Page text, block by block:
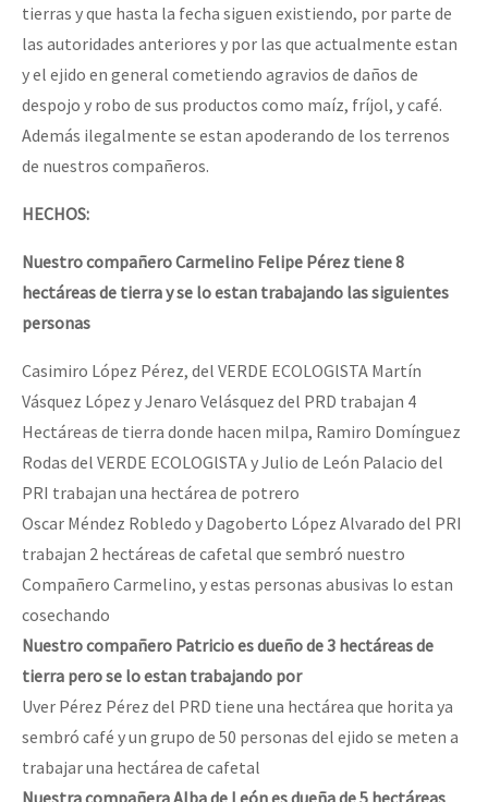
tierras y que hasta la fecha siguen existiendo, por parte de
las autoridades anteriores y por las que actualmente estan
y el ejido en general cometiendo agravios de daños de
despojo y robo de sus productos como maíz, fríjol, y café.
Además ilegalmente se estan apoderando de los terrenos
de nuestros compañeros.
HECHOS:
Nuestro compañero Carmelino Felipe Pérez tiene 8
hectáreas de tierra y se lo estan trabajando las siguientes
personas
Casimiro López Pérez, del VERDE ECOLOGlSTA Martín
Vásquez López y Jenaro Velásquez del PRD trabajan 4
Hectáreas de tierra donde hacen milpa, Ramiro Domínguez
Rodas del VERDE ECOLOGlSTA y Julio de León Palacio del
PRI trabajan una hectárea de potrero
Oscar Méndez Robledo y Dagoberto López Alvarado del PRI
trabajan 2 hectáreas de cafetal que sembró nuestro
Compañero Carmelino, y estas personas abusivas lo estan
cosechando
Nuestro compañero Patricio es dueño de 3 hectáreas de
tierra pero se lo estan trabajando por
Uver Pérez Pérez del PRD tiene una hectárea que horita ya
sembró café y un grupo de 50 personas del ejido se meten a
trabajar una hectárea de cafetal
Nuestra compañera Alba de León es dueña de 5 hectáreas